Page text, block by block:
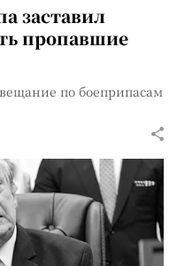
заставил
пропавшие
по боеприпасам